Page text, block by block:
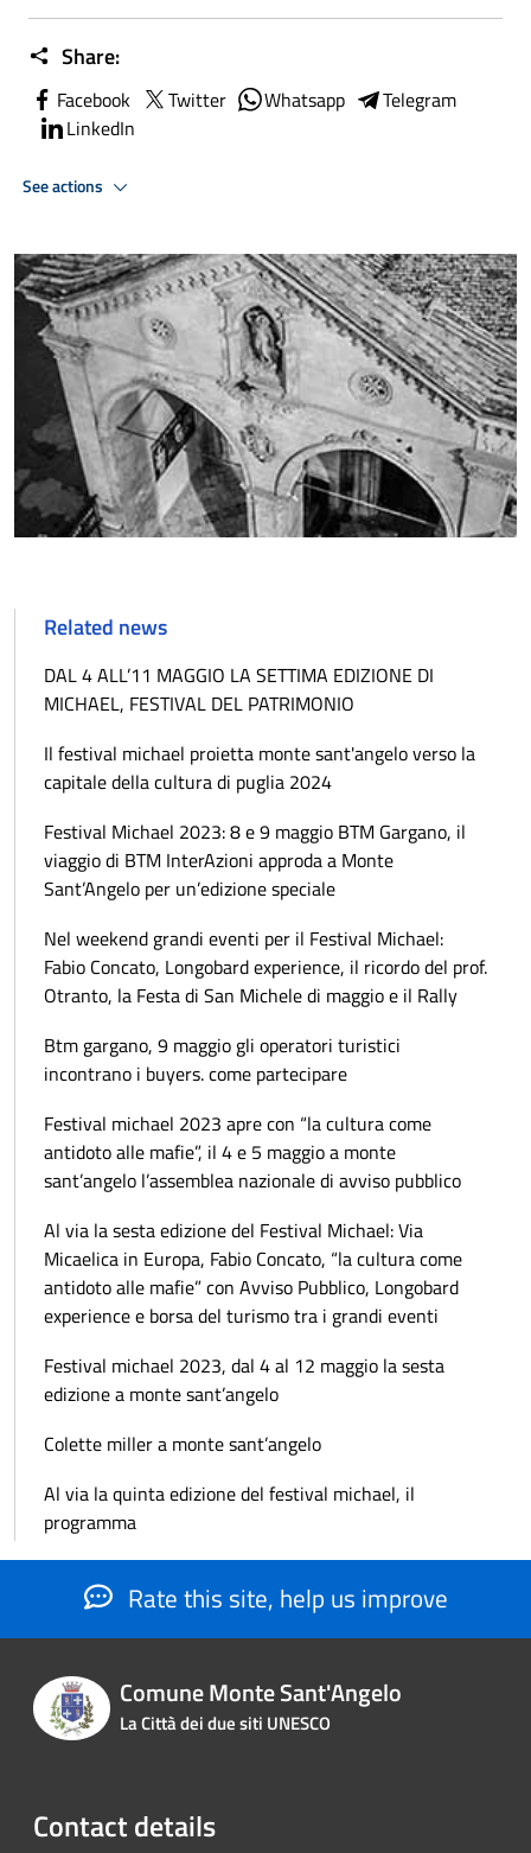
Share:
Facebook Twitter Whatsapp
Telegram
LinkedIn
See actions
Related news
DAL 4 ALL’11 MAGGIO LA SETTIMA EDIZIONE DI
MICHAEL, FESTIVAL DEL PATRIMONIO
Il festival michael proietta monte sant'angelo verso la
capitale della cultura di puglia 2024
Festival Michael 2023: 8 e 9 maggio BTM Gargano, il
viaggio di BTM InterAzioni approda a Monte
Sant’Angelo per un’edizione speciale
Nel weekend grandi eventi per il Festival Michael:
Fabio Concato, Longobard experience, il ricordo del prof.
Otranto, la Festa di San Michele di maggio e il Rally
Btm gargano, 9 maggio gli operatori turistici
incontrano i buyers. come partecipare
Festival michael 2023 apre con “la cultura come
antidoto alle mafie”, il 4 e 5 maggio a monte
sant’angelo l’assemblea nazionale di avviso pubblico
Al via la sesta edizione del Festival Michael: Via
Micaelica in Europa, Fabio Concato, “la cultura come
antidoto alle mafie” con Avviso Pubblico, Longobard
experience e borsa del turismo tra i grandi eventi
Festival michael 2023, dal 4 al 12 maggio la sesta
edizione a monte sant’angelo
Colette miller a monte sant’angelo
Al via la quinta edizione del festival michael, il
programma
Rate this site, help us improve
Comune Monte Sant'Angelo
La Città dei due siti UNESCO
Contact details